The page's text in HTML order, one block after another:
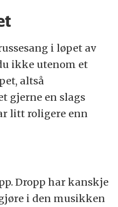
i løpet av
ikke utenom et
altså
gjerne en slags
litt roligere enn
Dropp har kanskje
i den musikken